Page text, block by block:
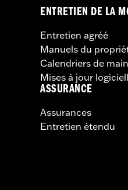
ENTRETIEN DE LA
Entretien agréé
Manuels du
Calendriers de
Mises à jour
ASSURANCE
Assurances
Entretien étendu